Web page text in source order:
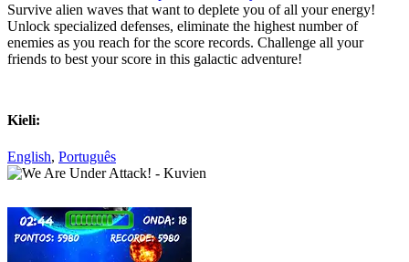
Survive alien waves that want to deplete you of all your energy!
Unlock specialized defenses, eliminate the highest number of
enemies as you reach for the score records. Challenge all your
friends to best your score in this galactic adventure!
Kieli:
English, Português